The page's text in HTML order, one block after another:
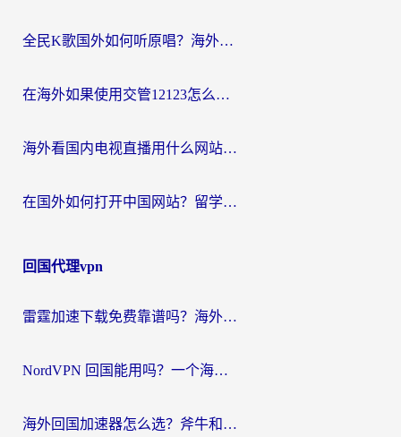
全民K歌国外如何听原唱？海外党亲测有效的回国加速器选择指南
在海外如果使用交管12123怎么处理？留学生亲测有效的回国加速方案
海外看国内电视直播用什么网站比较好？一篇解决你所有追剧难题的实用指南
在国外如何打开中国网站？留学生与海外华人的无缝访问指南
回国代理vpn
雷霆加速下载免费靠谱吗？海外党选回国加速器的避坑指南（附热门工具对比）
NordVPN 回国能用吗？一个海外用户必须面对的真实困境
海外回国加速器怎么选？斧牛和海龟哪个好？一篇帮你避开坑的实用指南